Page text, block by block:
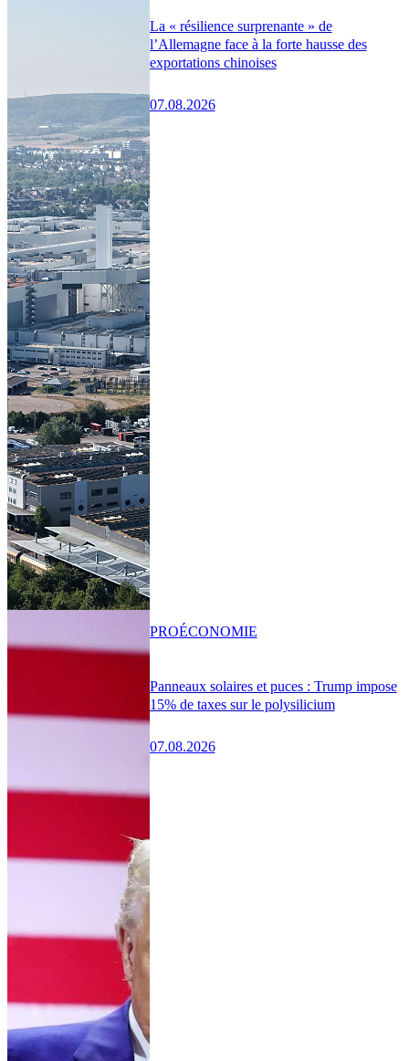
La « résilience surprenante » de
l’Allemagne face à la forte hausse des
exportations chinoises
07.08.2026
Panneaux solaires et puces : Trump impose
15% de taxes sur le polysilicium
07.08.2026
PROÉCONOMIE